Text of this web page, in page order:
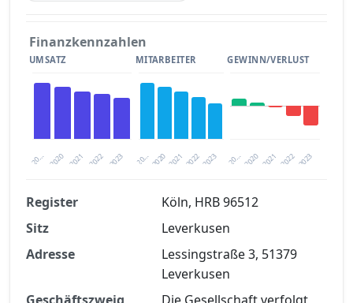
Finanzkennzahlen
UMSATZ
20… 2021 2023
2020 2022
MITARBEITER
20… 2021 2023
2020 2022
GEWINN/VERLUST
20… 2021 2023
2020 2022
Finanzkennzahlen nach kostenloser
Registrierung verfügbar
Jetzt kostenlos registrieren
Register
Köln, HRB 96512
Sitz
Leverkusen
Adresse
Lessingstraße 3, 51379
Leverkusen